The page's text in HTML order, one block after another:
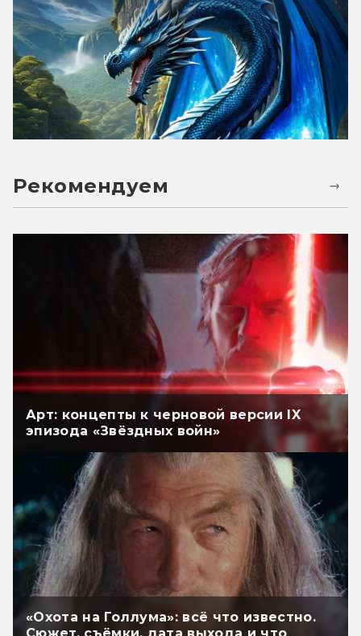
Рекомендуем
Арт: концепты к черновой версии IX
эпизода «Звёздных войн»
«Охота на Голлума»: всё что известно.